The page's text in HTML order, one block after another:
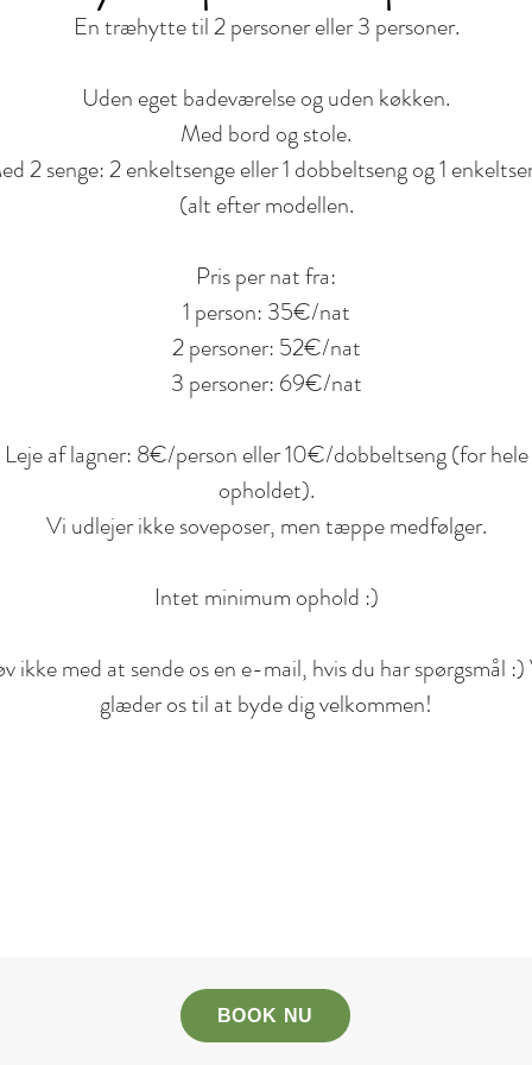
En træhytte til 2 personer eller 3 personer.
Uden eget badeværelse og uden køkken.
Med bord og stole.
2 senge: 2 enkeltsenge eller 1 dobbeltseng og 1
(alt efter modellen.
Pris per nat fra:
1 person: 35€/nat
2 personer: 52€/nat
3 personer: 69€/nat
Leje af lagner: 8€/person eller 10€/dobbeltseng (for hele
opholdet).
Vi udlejer ikke soveposer, men tæppe medfølger.
Intet minimum ophold :)
ikke med at sende os en e-mail, hvis du har spørgsmål
glæder os til at byde dig velkommen!
BOOK NU